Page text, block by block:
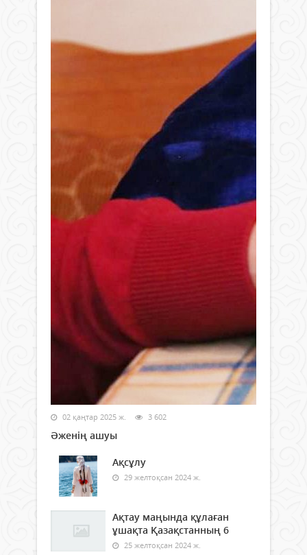
02 қаңтар 2025 ж. 3 602
Әженің ашуы
Ақсұлу
29 желтоқсан 2024 ж.
Ақтау маңында құлаған
ұшақта Қазақстанның 6
25 желтоқсан 2024 ж.